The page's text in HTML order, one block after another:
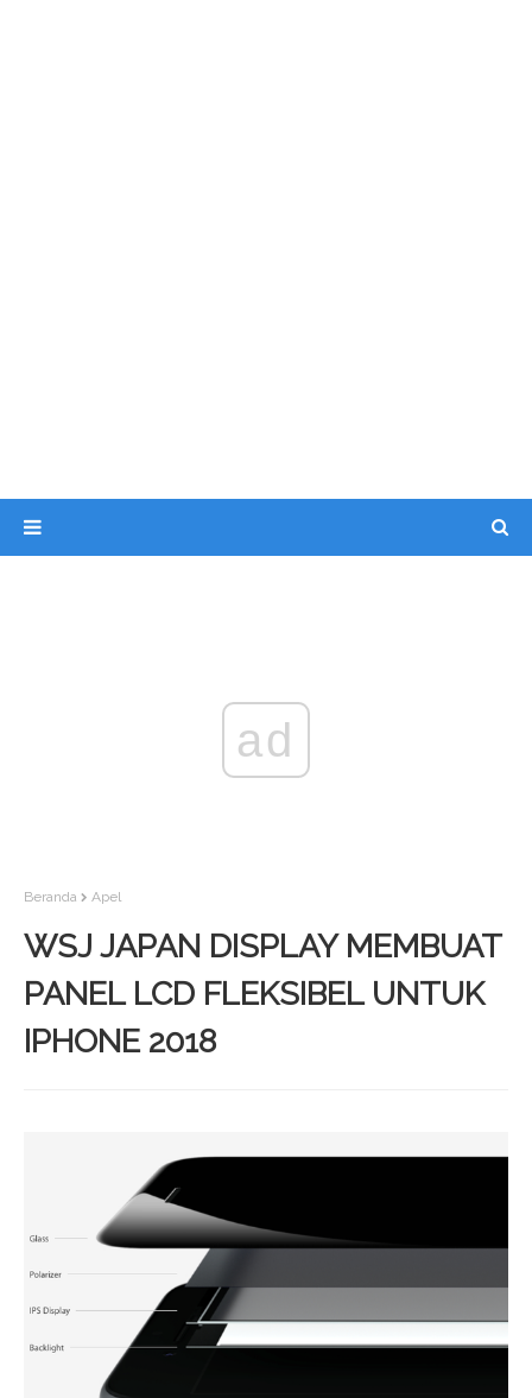
ad
Beranda Apel
WSJ JAPAN DISPLAY MEMBUAT
PANEL LCD FLEKSIBEL UNTUK
IPHONE 2018